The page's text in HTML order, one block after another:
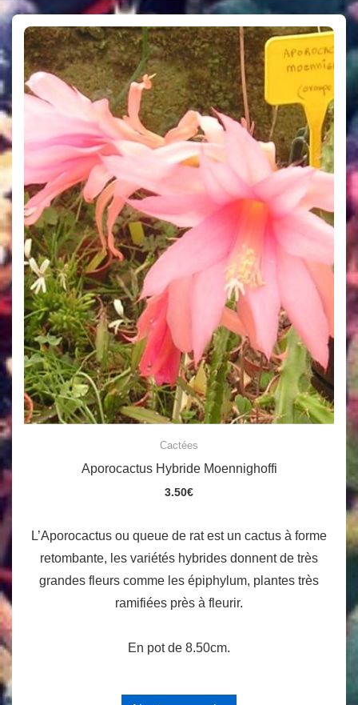
Cactées
Aporocactus Hybride Moennighoffi
3.50€
L’Aporocactus ou queue de rat est un cactus à forme
retombante, les variétés hybrides donnent de très
grandes fleurs comme les épiphylum, plantes très
ramifiées près à fleurir.
En pot de 8.50cm.